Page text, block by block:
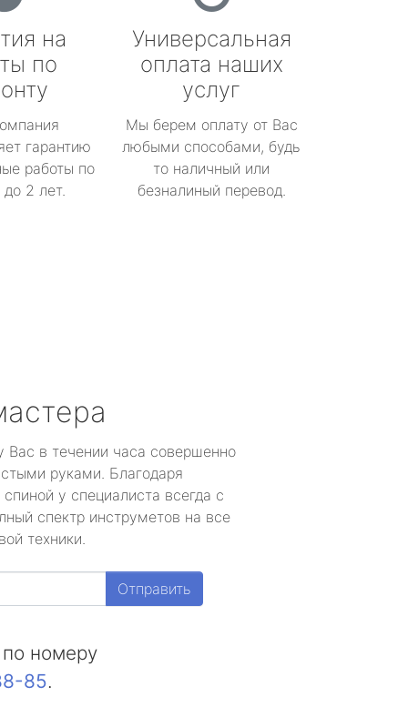
на
по
гарантию
работы по
2 лет.
Универсальная
оплата наших
услуг
Мы берем оплату от Вас
любыми способами, будь
то наличный или
безналиный перевод.
Вас в течении часа совершенно
руками. Благодаря
у специалиста всегда с
спектр инструметов на все
техники.
Отправить
номеру
85.